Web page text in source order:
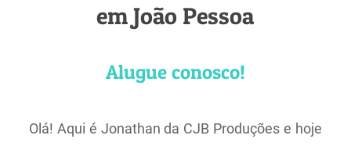
em João Pessoa
Alugue conosco!
Olá! Aqui é Jonathan da CJB Produções e hoje